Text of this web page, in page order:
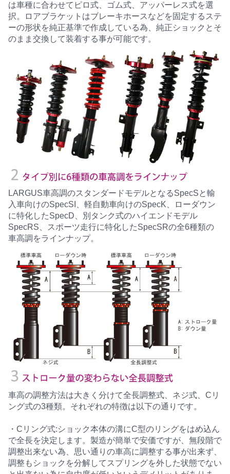
は車種に合わせてピロ式、ゴム式、アッパーレス式を選
択。ロアブラケットはブレーキホースなどを固定するステ
ーの形状を純正基準で作成している為、純正ショックとそ
のまま交換して装着する事が可能です。
LARGUS車高調のスタンダードモデルとなるSpecSと輸
入車向けのSpecSI、軽自動車向けのSpecK、ローダウン
に特化したSpecD、別タンク式のハイエンドモデル
SpecRS、スポーツ走行に特化したSpecSRの全6種類の
車高調をラインナップ。
車高の調整方法は大きく分けて全長調整式、ネジ式、Cリ
ング式の3種類。それぞれの特徴は以下の通りです。
・Cリング式:ショック本体の溝にC型のリングをはめ込ん
で全長を決定します。製造が簡単で安価ですが、無段階で
調整出来ない為、思い通りの車高に調整する事が出来ず、
調整もショックを分解してスプリングを外した状態でない